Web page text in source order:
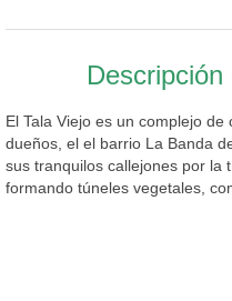
Descripción
El Tala Viejo es un complejo
dueños, el el barrio La Banda
sus tranquilos callejones por la
formando túneles vegetales,